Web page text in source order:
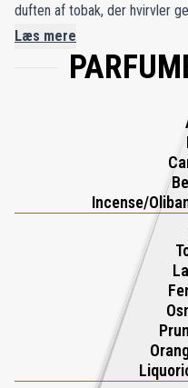
duften af tobak, der hvirvler
ordene fra klassiske romaner
Cécile Zarokian åbner denne
florale og balsamiske noter
Når duften udvikler sig,
dybde, mens birketjære,
dragende afslutning. Opus
overdådig komposition, der
Læs mere
Incense/